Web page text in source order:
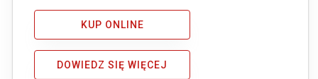
KUP ONLINE
DOWIEDZ SIĘ WIĘCEJ